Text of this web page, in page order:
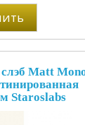
Matt
Staroslabs